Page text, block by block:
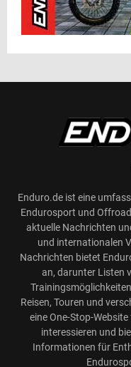
Enduro.de ist eine
Endurosport und
aktuelle Nachrichten
und internationalen
Nachrichten bietet
an, darunter Listen
Reisen, Touren und
eine One-Stop-
interessieren und
Informationen für